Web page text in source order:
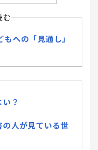
む
への「見通し」
？
人が見ている世